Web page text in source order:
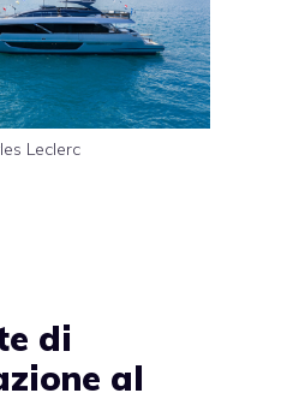
Leclerc
di
al